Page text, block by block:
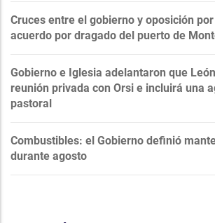
Cruces entre el gobierno y oposición
acuerdo por dragado del puerto de
Gobierno e Iglesia adelantaron que
reunión privada con Orsi e incluirá una
pastoral
Combustibles: el Gobierno definió
durante agosto